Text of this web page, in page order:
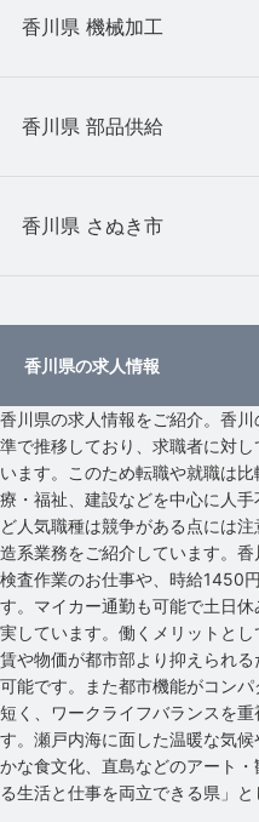
香川県 機械加工
香川県 部品供給
香川県 さぬき市
香川県の求人情報
香川県の求人情報をご紹介。香
準で推移しており、求職者に対
います。このため転職や就職は
療・福祉、建設などを中心に人
ど人気職種は競争がある点には
造系業務をご紹介しています。
検査作業のお仕事や、時給1450
す。マイカー通勤も可能で土日
実しています。働くメリットと
賃や物価が都市部より抑えられ
可能です。また都市機能がコン
短く、ワークライフバランスを
す。瀬戸内海に面した温暖な気
かな食文化、直島などのアート
る生活と仕事を両立できる県」と